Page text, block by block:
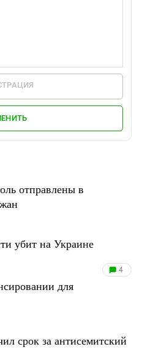
отправлены в
убит на Украине
4
для
срок за антисемитский